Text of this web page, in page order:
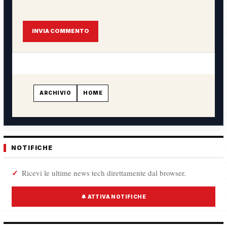
INVIA COMMENTO
ARCHIVIO HOME
NOTIFICHE
Ricevi le ultime news tech direttamente dal browser.
🔔 ATTIVA NOTIFICHE